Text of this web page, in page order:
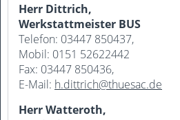
Herr Dittrich,
Werkstattmeister BUS
Telefon: 03447 850437,
Mobil: 0151 52622442
Fax: 03447 850436,
E-Mail: h.dittrich@thuesac.de
Herr Watteroth,